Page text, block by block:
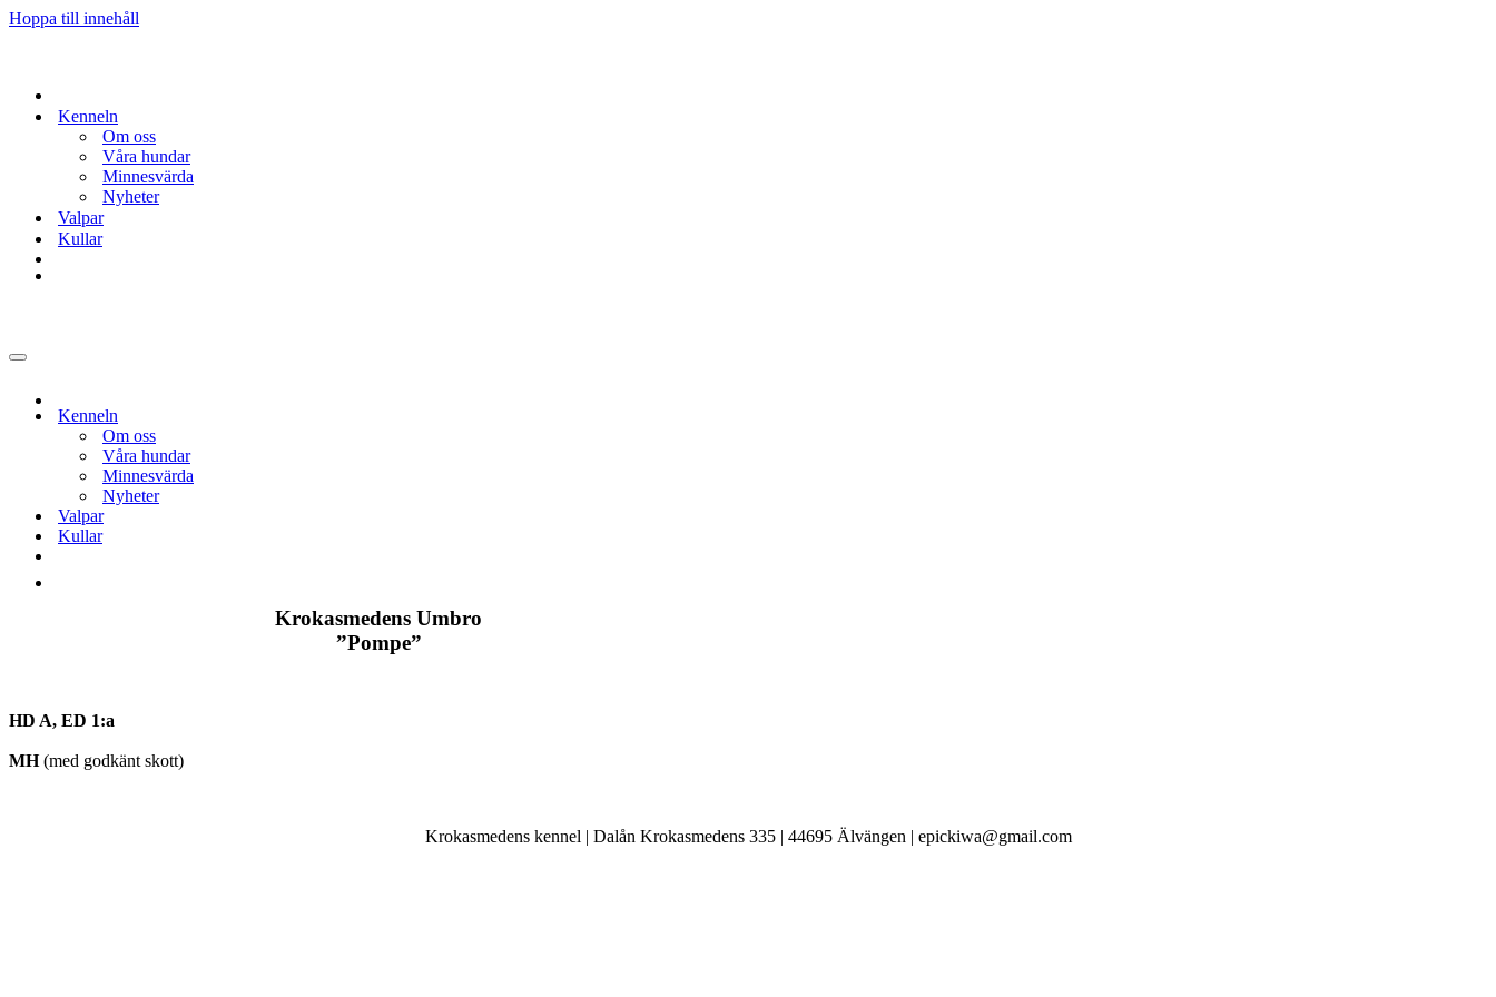
Hoppa till innehåll
Kenneln
Om oss
Våra hundar
Minnesvärda
Nyheter
Valpar
Kullar
Navigeringsmeny
Kenneln
Om oss
Våra hundar
Minnesvärda
Nyheter
Valpar
Kullar
Krokasmedens Umbro
”Pompe”
HD A, ED 1:a
MH(med godkänt skott)
Krokasmedens kennel | Dalån Krokasmedens 335 | 44695 Älvängen | epickiwa@gmail.com